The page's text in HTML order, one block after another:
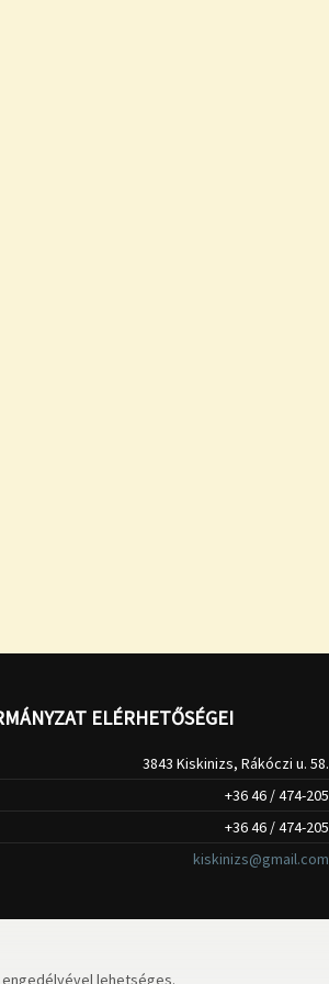
ELÉRHETŐSÉGEI
3843 Kiskinizs, Rákóczi u. 58.
+36 46 / 474-205
+36 46 / 474-205
kiskinizs@gmail.com
lehetséges.